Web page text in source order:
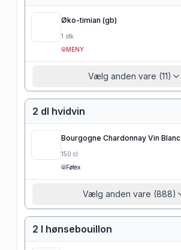
Øko-timian (gb)
1 stk
MENY
Vælg anden vare (11)
2 dl hvidvin
Bourgogne Chardonnay Vin Blanc
150 cl
Føtex
Vælg anden vare (888)
2 l hønsebouillon